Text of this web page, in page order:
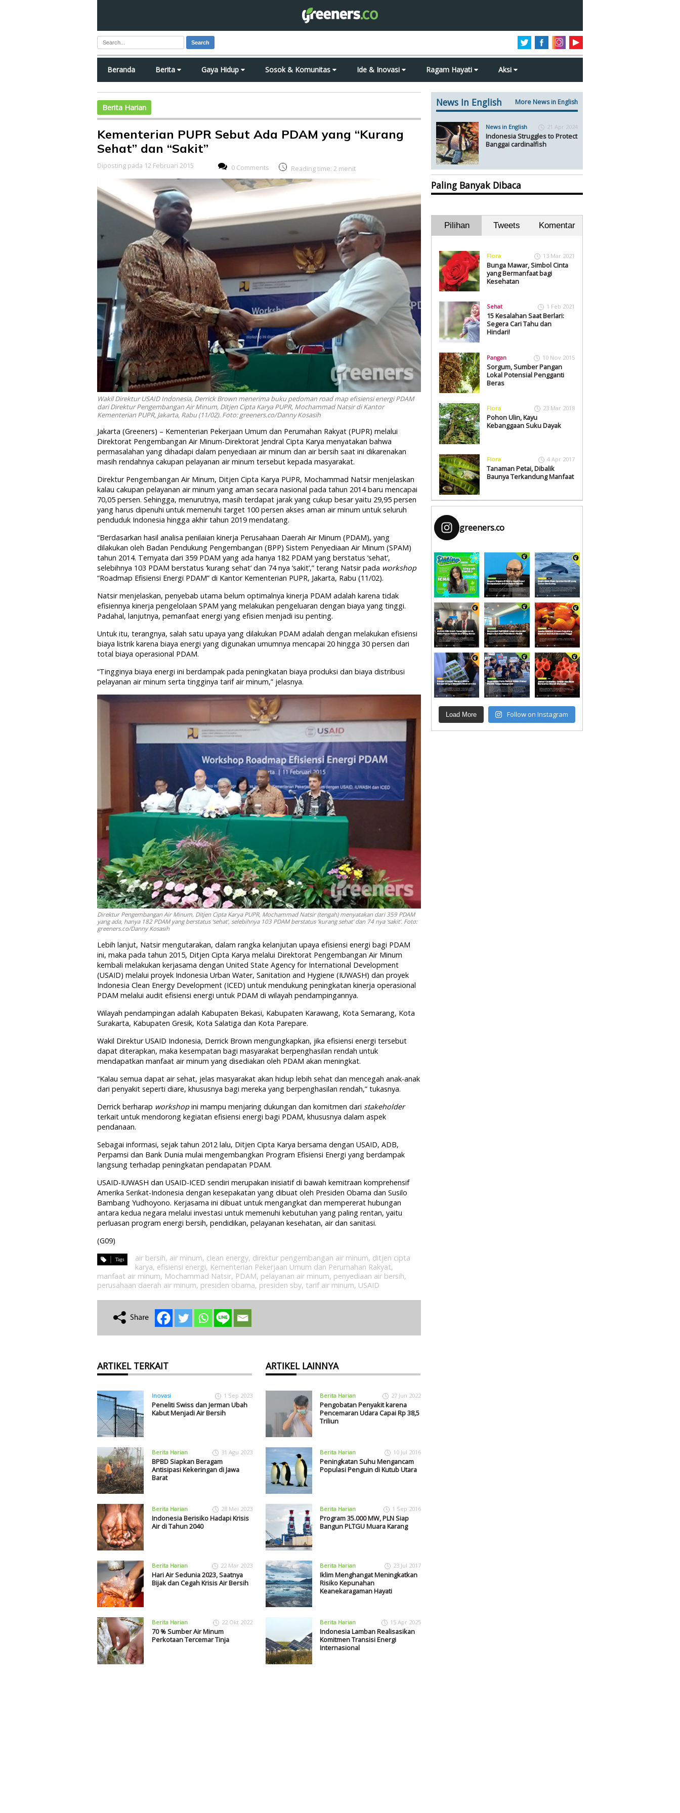
Search
Beranda Berita Gaya Hidup Sosok & Komunitas Ide & Inovasi Ragam Hayati Aksi
Berita Harian
Kementerian PUPR Sebut Ada PDAM yang “Kurang
Sehat” dan “Sakit”
Diposting pada 12 Februari 2015 0 Comments Reading time: 2 menit
Wakil Direktur USAID Indonesia, Derrick Brown menerima buku pedoman road map efisiensi energi PDAM
dari Direktur Pengembangan Air Minum, Ditjen Cipta Karya PUPR, Mochammad Natsir di Kantor
Kementerian PUPR, Jakarta, Rabu (11/02). Foto: greeners.co/Danny Kosasih
Jakarta (Greeners) – Kementerian Pekerjaan Umum dan Perumahan Rakyat (PUPR) melalui
Direktorat Pengembangan Air Minum-Direktorat Jendral Cipta Karya menyatakan bahwa
permasalahan yang dihadapi dalam penyediaan air minum dan air bersih saat ini dikarenakan
masih rendahnya cakupan pelayanan air minum tersebut kepada masyarakat.
Direktur Pengembangan Air Minum, Ditjen Cipta Karya PUPR, Mochammad Natsir menjelaskan
kalau cakupan pelayanan air minum yang aman secara nasional pada tahun 2014 baru mencapai
70,05 persen. Sehingga, menurutnya, masih terdapat jarak yang cukup besar yaitu 29,95 persen
yang harus dipenuhi untuk memenuhi target 100 persen akses aman air minum untuk seluruh
penduduk Indonesia hingga akhir tahun 2019 mendatang.
“Berdasarkan hasil analisa penilaian kinerja Perusahaan Daerah Air Minum (PDAM), yang
dilakukan oleh Badan Pendukung Pengembangan (BPP) Sistem Penyediaan Air Minum (SPAM)
tahun 2014. Ternyata dari 359 PDAM yang ada hanya 182 PDAM yang berstatus ‘sehat’,
selebihnya 103 PDAM berstatus ‘kurang sehat’ dan 74 nya ‘sakit’,” terang Natsir pada workshop
“Roadmap Efisiensi Energi PDAM” di Kantor Kementerian PUPR, Jakarta, Rabu (11/02).
Natsir menjelaskan, penyebab utama belum optimalnya kinerja PDAM adalah karena tidak
efisiennya kinerja pengelolaan SPAM yang melakukan pengeluaran dengan biaya yang tinggi.
Padahal, lanjutnya, pemanfaat energi yang efisien menjadi isu penting.
Untuk itu, terangnya, salah satu upaya yang dilakukan PDAM adalah dengan melakukan efisiensi
biaya listrik karena biaya energi yang digunakan umumnya mencapai 20 hingga 30 persen dari
total biaya operasional PDAM.
“Tingginya biaya energi ini berdampak pada peningkatan biaya produksi dan biaya distribusi
pelayanan air minum serta tingginya tarif air minum,” jelasnya.
Direktur Pengembangan Air Minum, Ditjen Cipta Karya PUPR, Mochammad Natsir (tengah) menyatakan dari 359 PDAM
yang ada, hanya 182 PDAM yang berstatus ‘sehat’, selebihnya 103 PDAM berstatus ‘kurang sehat’ dan 74 nya ‘sakit’. Foto:
greeners.co/Danny Kosasih
Lebih lanjut, Natsir mengutarakan, dalam rangka kelanjutan upaya efisiensi energi bagi PDAM
ini, maka pada tahun 2015, Ditjen Cipta Karya melalui Direktorat Pengembangan Air Minum
kembali melakukan kerjasama dengan United State Agency for International Development
(USAID) melalui proyek Indonesia Urban Water, Sanitation and Hygiene (IUWASH) dan proyek
Indonesia Clean Energy Development (ICED) untuk mendukung peningkatan kinerja operasional
PDAM melalui audit efisiensi energi untuk PDAM di wilayah pendampingannya.
Wilayah pendampingan adalah Kabupaten Bekasi, Kabupaten Karawang, Kota Semarang, Kota
Surakarta, Kabupaten Gresik, Kota Salatiga dan Kota Parepare.
Wakil Direktur USAID Indonesia, Derrick Brown mengungkapkan, jika efisiensi energi tersebut
dapat diterapkan, maka kesempatan bagi masyarakat berpenghasilan rendah untuk
mendapatkan manfaat air minum yang disediakan oleh PDAM akan meningkat.
“Kalau semua dapat air sehat, jelas masyarakat akan hidup lebih sehat dan mencegah anak-anak
dari penyakit seperti diare, khususnya bagi mereka yang berpenghasilan rendah,” tukasnya.
Derrick berharap workshopini mampu menjaring dukungan dan komitmen dari stakeholder
terkait untuk mendorong kegiatan efisiensi energi bagi PDAM, khususnya dalam aspek
pendanaan.
Sebagai informasi, sejak tahun 2012 lalu, Ditjen Cipta Karya bersama dengan USAID, ADB,
Perpamsi dan Bank Dunia mulai mengembangkan Program Efisiensi Energi yang berdampak
langsung terhadap peningkatan pendapatan PDAM.
USAID-IUWASH dan USAID-ICED sendiri merupakan inisiatif di bawah kemitraan komprehensif
Amerika Serikat-Indonesia dengan kesepakatan yang dibuat oleh Presiden Obama dan Susilo
Bambang Yudhoyono. Kerjasama ini dibuat untuk mengangkat dan mempererat hubungan
antara kedua negara melalui investasi untuk memenuhi kebutuhan yang paling rentan, yaitu
perluasan program energi bersih, pendidikan, pelayanan kesehatan, air dan sanitasi.
(G09)
air bersih, air minum, clean energy, direktur pengembangan air minum, ditjen cipta
karya, efisiensi energi, Kementerian Pekerjaan Umum dan Perumahan Rakyat,
manfaat air minum, Mochammad Natsir, PDAM, pelayanan air minum, penyediaan air bersih,
perusahaan daerah air minum, presiden obama, presiden sby, tarif air minum, USAID
ARTIKEL TERKAIT
Inovasi 1 Sep 2023
Peneliti Swiss dan Jerman Ubah
Kabut Menjadi Air Bersih
Berita Harian 31 Agu 2023
BPBD Siapkan Beragam
Antisipasi Kekeringan di Jawa
Barat
Berita Harian 28 Mei 2023
Indonesia Berisiko Hadapi Krisis
Air di Tahun 2040
Berita Harian 22 Mar 2023
Hari Air Sedunia 2023, Saatnya
Bijak dan Cegah Krisis Air Bersih
Berita Harian 22 Okt 2022
70 % Sumber Air Minum
Perkotaan Tercemar Tinja
ARTIKEL LAINNYA
Berita Harian 27 Jun 2022
Pengobatan Penyakit karena
Pencemaran Udara Capai Rp 38,5
Triliun
Berita Harian 10 Jul 2016
Peningkatan Suhu Mengancam
Populasi Penguin di Kutub Utara
Berita Harian 1 Sep 2016
Program 35.000 MW, PLN Siap
Bangun PLTGU Muara Karang
Berita Harian 23 Jul 2017
Iklim Menghangat Meningkatkan
Risiko Kepunahan
Keanekaragaman Hayati
Berita Harian 15 Apr 2025
Indonesia Lamban Realisasikan
Komitmen Transisi Energi
Internasional
News In English More News in English
News in English 21 Apr 2024
Indonesia Struggles to Protect
Banggai cardinalfish
Paling Banyak Dibaca
Pilihan Tweets Komentar
Flora 13 Mar 2021
Bunga Mawar, Simbol Cinta
yang Bermanfaat bagi
Kesehatan
Sehat 1 Feb 2021
15 Kesalahan Saat Berlari:
Segera Cari Tahu dan
Hindari!
Pangan 10 Nov 2015
Sorgum, Sumber Pangan
Lokal Potensial Pengganti
Beras
Flora 23 Mar 2018
Pohon Ulin, Kayu
Kebanggaan Suku Dayak
Flora 4 Apr 2017
Tanaman Petai, Dibalik
Baunya Terkandung Manfaat
greeners.co
Load More Follow on Instagram